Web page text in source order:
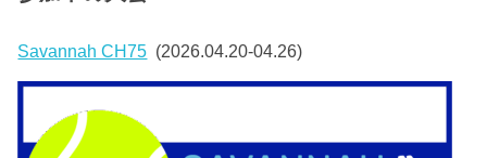
Savannah CH75 (2026.04.20-04.26)